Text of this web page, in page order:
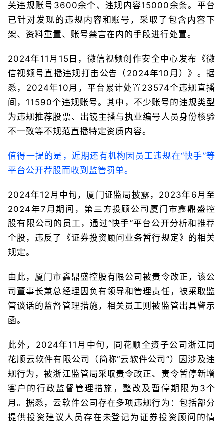
关违规账号3600余个、违规内容15000余条。平台
已针对发现的违规内容和账号，采取了包含内容下
架、资料重置、账号禁言在内的手段进行处置。
2024年11月15日，微信视频创作安全中心发布《微
信视频号直播违规打击公告（2024年10月）》。据
悉，2024年10月，平台累计处置23574个违规直播
间，11590个违规账号。其中，不少账号的违规类型
为违规推荐股票、出镜主播与执业编号人员身份核验
不一致等不规范直播特定资质内容。
值得一提的是，近期还有机构因员工违规在“快手”等
平台公开荐股而收到监管罚单。
2024年12月中旬，厦门证监局披露，2023年6月至
2024年7月期间，第三方投顾公司厦门市鑫鼎盛控
股有限公司的员工，通过“快手”平台公开分析和推荐
个股，违反了《证券投资顾问业务暂行规定》的相关
规定。
由此，厦门市鑫鼎盛控股有限公司被责令改正，该公
司董事长兼总经理因负有领导和管理责任，被采取监
管谈话的监督管理措施，相关员工则被监管出具警示
函。
此外，2024年11月中旬，同花顺全资子公司浙江同
花顺云软件有限公司（简称“云软件公司”）因涉及违
规行为，被浙江监管局采取责令改正、责令暂停新增
客户的行政监督管理措施，整改及暂停期限为3个
月。据悉，云软件公司存在多项违规行为：包括部分
提供投资建议人员存在未登记为证券投资顾问的情